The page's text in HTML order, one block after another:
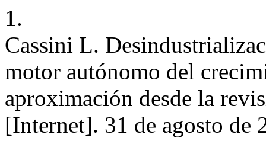
1.
Cassini L.
motor autónomo del
aproximación desde la
[Internet]. 31 de agosto de